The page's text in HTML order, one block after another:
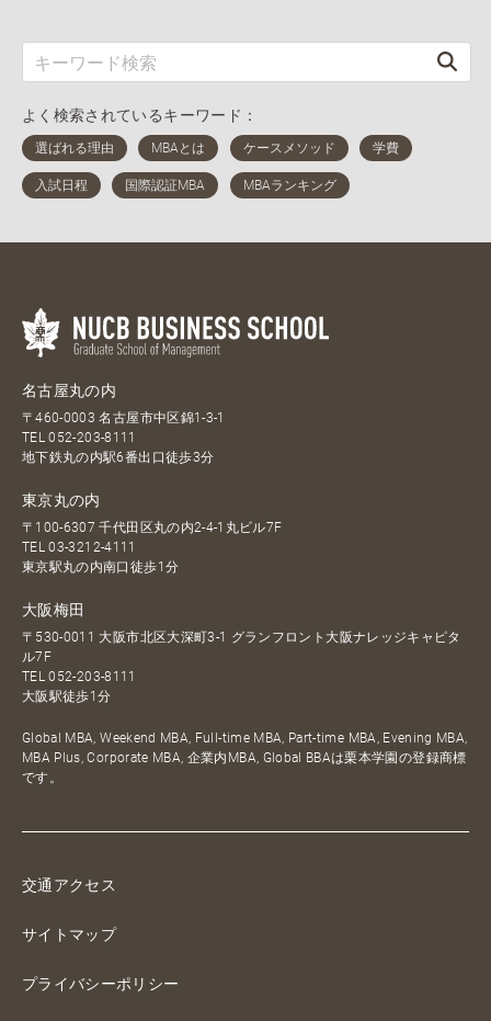
よく検索されているキーワード：
名古屋丸の内
〒460-0003 名古屋市中区錦1-3-1
TEL052-203-8111
地下鉄丸の内駅6番出口徒歩3分
東京丸の内
〒100-6307 千代田区丸の内2-4-1丸ビル7F
TEL03-3212-4111
東京駅丸の内南口徒歩1分
大阪梅田
〒530-0011 大阪市北区大深町3-1 グランフロント大阪ナレッジキャピタ
ル7F
TEL052-203-8111
大阪駅徒歩1分
Global MBA, Weekend MBA, Full-time MBA, Part-time MBA, Evening MBA,
MBA Plus, Corporate MBA, 企業内MBA, Global BBAは栗本学園の登録商標
です。
交通アクセス
サイトマップ
プライバシーポリシー